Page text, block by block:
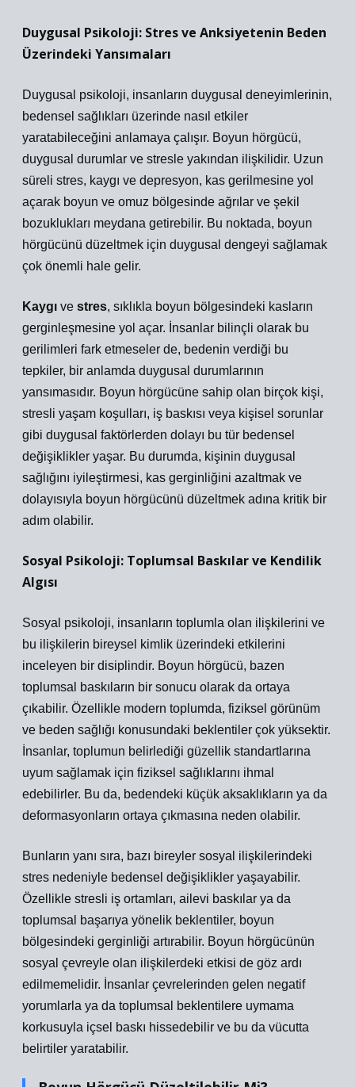
Duygusal Psikoloji: Stres ve Anksiyetenin Beden
Üzerindeki Yansımaları
Duygusal psikoloji, insanların duygusal deneyimlerinin,
bedensel sağlıkları üzerinde nasıl etkiler
yaratabileceğini anlamaya çalışır. Boyun hörgücü,
duygusal durumlar ve stresle yakından ilişkilidir. Uzun
süreli stres, kaygı ve depresyon, kas gerilmesine yol
açarak boyun ve omuz bölgesinde ağrılar ve şekil
bozuklukları meydana getirebilir. Bu noktada, boyun
hörgücünü düzeltmek için duygusal dengeyi sağlamak
çok önemli hale gelir.
Kaygı ve stres, sıklıkla boyun bölgesindeki kasların
gerginleşmesine yol açar. İnsanlar bilinçli olarak bu
gerilimleri fark etmeseler de, bedenin verdiği bu
tepkiler, bir anlamda duygusal durumlarının
yansımasıdır. Boyun hörgücüne sahip olan birçok kişi,
stresli yaşam koşulları, iş baskısı veya kişisel sorunlar
gibi duygusal faktörlerden dolayı bu tür bedensel
değişiklikler yaşar. Bu durumda, kişinin duygusal
sağlığını iyileştirmesi, kas gerginliğini azaltmak ve
dolayısıyla boyun hörgücünü düzeltmek adına kritik bir
adım olabilir.
Sosyal Psikoloji: Toplumsal Baskılar ve Kendilik
Algısı
Sosyal psikoloji, insanların toplumla olan ilişkilerini ve
bu ilişkilerin bireysel kimlik üzerindeki etkilerini
inceleyen bir disiplindir. Boyun hörgücü, bazen
toplumsal baskıların bir sonucu olarak da ortaya
çıkabilir. Özellikle modern toplumda, fiziksel görünüm
ve beden sağlığı konusundaki beklentiler çok yüksektir.
İnsanlar, toplumun belirlediği güzellik standartlarına
uyum sağlamak için fiziksel sağlıklarını ihmal
edebilirler. Bu da, bedendeki küçük aksaklıkların ya da
deformasyonların ortaya çıkmasına neden olabilir.
Bunların yanı sıra, bazı bireyler sosyal ilişkilerindeki
stres nedeniyle bedensel değişiklikler yaşayabilir.
Özellikle stresli iş ortamları, ailevi baskılar ya da
toplumsal başarıya yönelik beklentiler, boyun
bölgesindeki gerginliği artırabilir. Boyun hörgücünün
sosyal çevreyle olan ilişkilerdeki etkisi de göz ardı
edilmemelidir. İnsanlar çevrelerinden gelen negatif
yorumlarla ya da toplumsal beklentilere uymama
korkusuyla içsel baskı hissedebilir ve bu da vücutta
belirtiler yaratabilir.